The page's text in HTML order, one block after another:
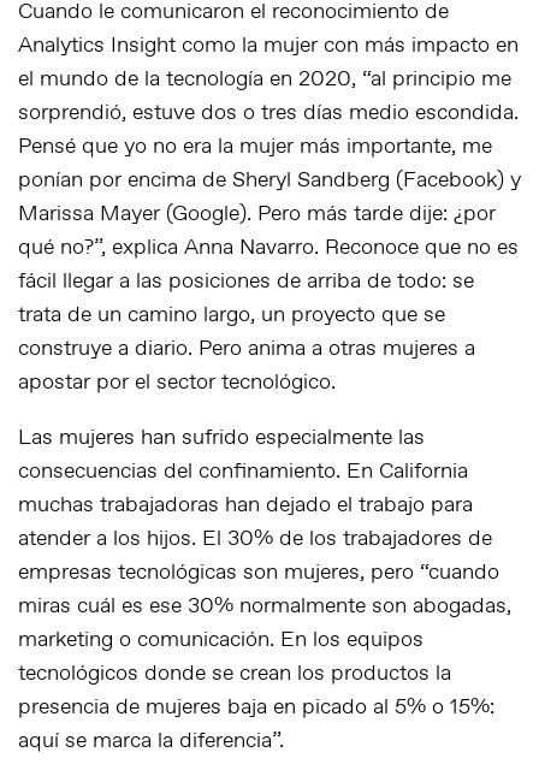
Cuando le comunicaron el reconocimiento de
Analytics Insight como la mujer con más impacto en
el mundo de la tecnología en 2020, “al principio me
sorprendió, estuve dos o tres días medio escondida.
Pensé que yo no era la mujer más importante, me
ponían por encima de Sheryl Sandberg (Facebook) y
Marissa Mayer (Google). Pero más tarde dije: ¿por
qué no?”, explica Anna Navarro. Reconoce que no es
fácil llegar a las posiciones de arriba de todo: se
trata de un camino largo, un proyecto que se
construye a diario. Pero anima a otras mujeres a
apostar por el sector tecnológico.
Las mujeres han sufrido especialmente las
consecuencias del confinamiento. En California
muchas trabajadoras han dejado el trabajo para
atender a los hijos. El 30% de los trabajadores de
empresas tecnológicas son mujeres, pero “cuando
miras cuál es ese 30% normalmente son abogadas,
marketing o comunicación. En los equipos
tecnológicos donde se crean los productos la
presencia de mujeres baja en picado al 5% o 15%:
aquí se marca la diferencia”.